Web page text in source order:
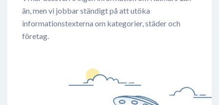
än, men vi jobbar ständigt på att utöka
informationstexterna om kategorier, städer och
företag.